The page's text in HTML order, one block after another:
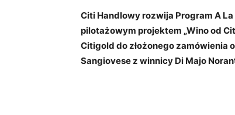
Citi Handlowy rozwija Program A
pilotażowym projektem „Wino od
Citigold do złożonego zamówienia
Sangiovese z winnicy Di Majo